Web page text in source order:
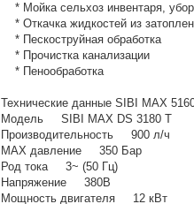
* Мойка сельхоз инвентаря,
* Откачка жидкостей из
* Пескоструйная обработка
* Прочистка канализации
* Пенообработка
Технические данные SIBI MAX
Модель SIBI MAX DS 3180 T
Производительность 900 л/ч
MAX давление 350 Бар
Род тока 3~ (50 Гц)
Напряжение 380В
Мощность двигателя 12 кВт